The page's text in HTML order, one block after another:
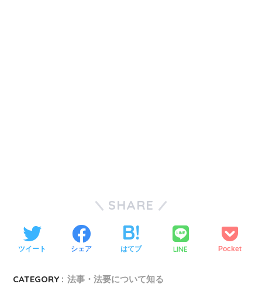
SHARE
ツイート シェア はてブ LINE Pocket
CATEGORY : 法事・法要について知る